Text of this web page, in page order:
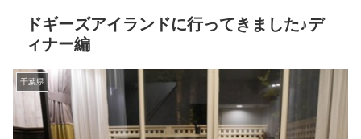
ドギーズアイランドに行ってきました♪デ
ィナー編
千葉県